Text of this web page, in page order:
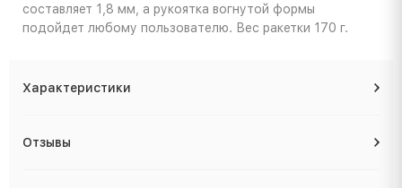
составляет 1,8 мм, а рукоятка вогнутой формы
подойдет любому пользователю. Вес ракетки 170 г.
Характеристики
Отзывы